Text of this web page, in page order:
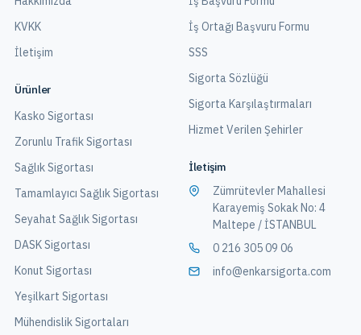
KVKK
İletişim
Ürünler
Kasko Sigortası
Zorunlu Trafik Sigortası
Sağlık Sigortası
Tamamlayıcı Sağlık Sigortası
Seyahat Sağlık Sigortası
DASK Sigortası
Konut Sigortası
Yeşilkart Sigortası
Mühendislik Sigortaları
İş Ortağı Başvuru Formu
SSS
Sigorta Sözlüğü
Sigorta Karşılaştırmaları
Hizmet Verilen Şehirler
İletişim
Zümrütevler Mahallesi
Karayemiş Sokak No: 4
Maltepe / İSTANBUL
0 216 305 09 06
info@enkarsigorta.com